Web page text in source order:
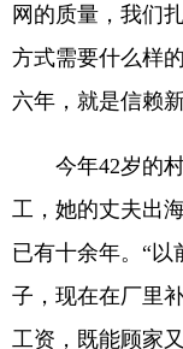
网的质量，我们
方式需要什么样
六年，就是信赖
今年42岁的村
工，她的丈夫出
已有十余年。“
子，现在在厂里
工资，既能顾家